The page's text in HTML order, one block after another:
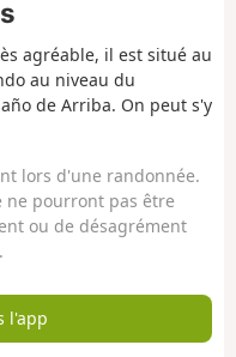
agréable, il est situé au
au niveau du
de Arriba. On peut s'y
lors d'une randonnée.
ne pourront pas être
ou de désagrément
l'app